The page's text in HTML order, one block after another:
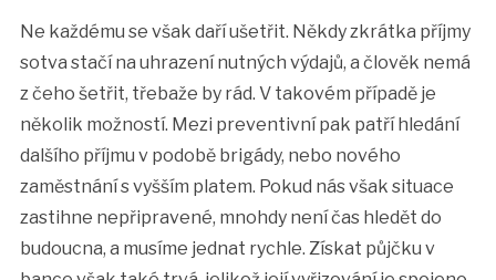
Ne každému se však daří ušetřit. Někdy zkrátka příjmy
sotva stačí na uhrazení nutných výdajů, a člověk nemá
z čeho šetřit, třebaže by rád. V takovém případě je
několik možností. Mezi preventivní pak patří hledání
dalšího příjmu v podobě brigády, nebo nového
zaměstnání s vyšším platem. Pokud nás však situace
zastihne nepřipravené, mnohdy není čas hledět do
budoucna, a musíme jednat rychle. Získat půjčku v